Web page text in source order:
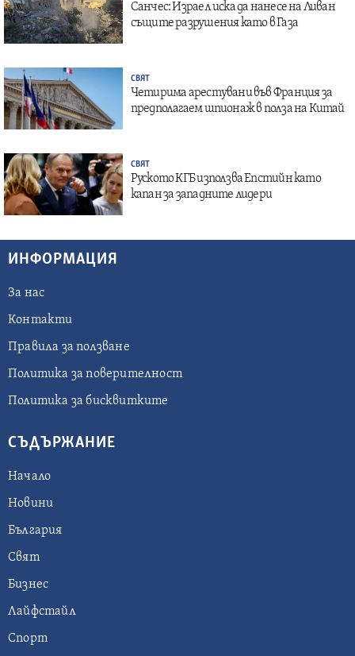
Санчес: Израел иска да нанесе на Ливан
същите разрушения като в Газа
СВЯТ
Четирима арестувани във Франция за
предполагаем шпионаж в полза на Китай
СВЯТ
Руското КГБ използва Епстийн като
капан за западните лидери
ИНФОРМАЦИЯ
За нас
Контакти
Правила за ползване
Политика за поверителност
Политика за бисквитките
СЪДЪРЖАНИЕ
Начало
Новини
България
Свят
Бизнес
Лайфстайл
Спорт